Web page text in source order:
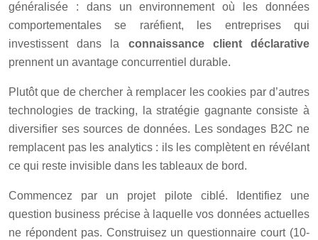
généralisée : dans un environnement où les données
comportementales se raréfient, les entreprises qui
investissent dans la connaissance client déclarative
prennent un avantage concurrentiel durable.
Plutôt que de chercher à remplacer les cookies par d’autres
technologies de tracking, la stratégie gagnante consiste à
diversifier ses sources de données. Les sondages B2C ne
remplacent pas les analytics : ils les complètent en révélant
ce qui reste invisible dans les tableaux de bord.
Commencez par un projet pilote ciblé. Identifiez une
question business précise à laquelle vos données actuelles
ne répondent pas. Construisez un questionnaire court (10-